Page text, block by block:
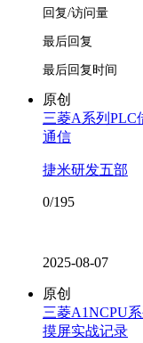
回复/访问量
最后回复
最后回复时间
原创
三菱A系列PLC
通信
捷米研发五部
0/195
2025-08-07
原创
三菱A1NCPU
摸屏实战记录